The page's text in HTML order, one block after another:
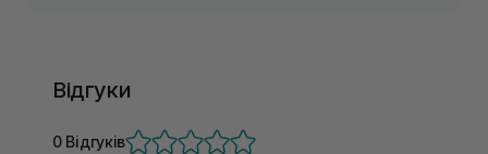
Відгуки
0 Відгуків